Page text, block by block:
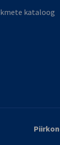
kataloog